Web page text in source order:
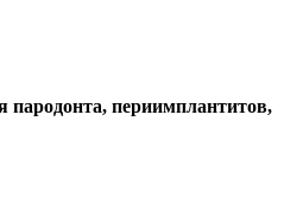
пародонта, периимплантитов,